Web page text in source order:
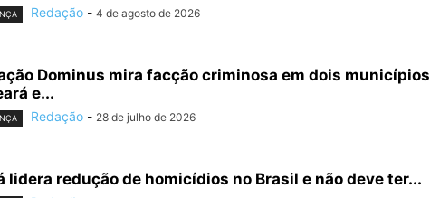
Redação - 4 de agosto de 2026
Dominus mira facção criminosa em dois municípios
e...
Redação - 28 de julho de 2026
lidera redução de homicídios no Brasil e não deve ter...